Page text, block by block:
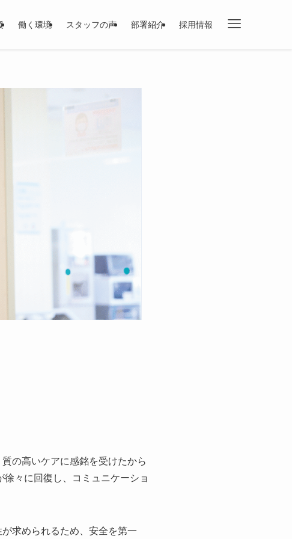
働く環境 スタッフの声 部署紹介 採用情報
の高いケアに感銘を受けたから
々に回復し、コミュニケーショ
求められるため、安全を第一